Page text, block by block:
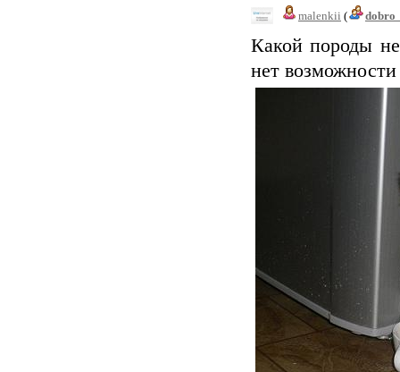
malenkii (
Какой породы
нет